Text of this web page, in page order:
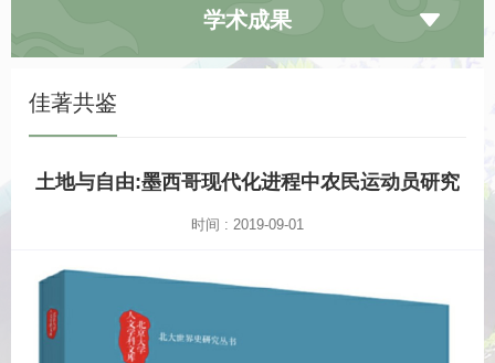
学术成果
佳著共鉴
土地与自由:墨西哥现代化进程中农民运动员研究
时间 : 2019-09-01